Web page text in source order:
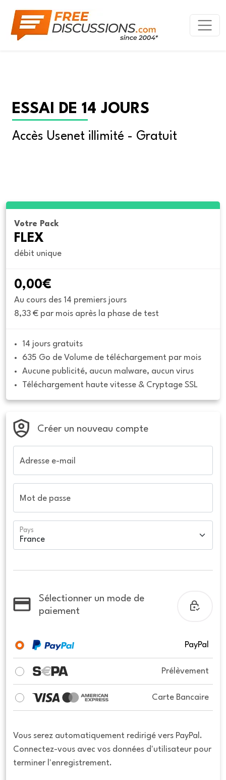
ESSAI DE 14 JOURS
Accès Usenet illimité - Gratuit
Votre Pack
FLEX
débit unique
0,00€
Au cours des 14 premiers jours
8,33 € par mois après la phase de test
14 jours gratuits
635 Go de Volume de téléchargement par mois
Aucune publicité, aucun malware, aucun virus
Téléchargement haute vitesse & Cryptage SSL
Créer un nouveau compte
Adresse e-mail
Mot de passe
Pays
Sélectionner un mode de
paiement
PayPal
Prélèvement
Carte Bancaire
Vous serez automatiquement redirigé vers PayPal.
Connectez-vous avec vos données d'utilisateur pour
terminer l'enregistrement.